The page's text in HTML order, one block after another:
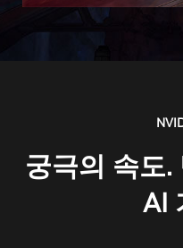
궁극의 속도.
AI